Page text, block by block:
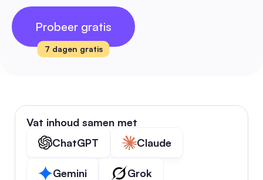
Probeer gratis
7 dagen gratis
Vat inhoud samen met
ChatGPT
Claude
Gemini Grok